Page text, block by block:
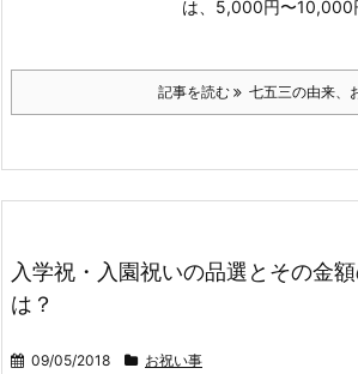
は、5,000円〜10,000
記事を読む 七五三の由来、
入学祝・入園祝いの品選とその金
は？
09/05/2018 お祝い事